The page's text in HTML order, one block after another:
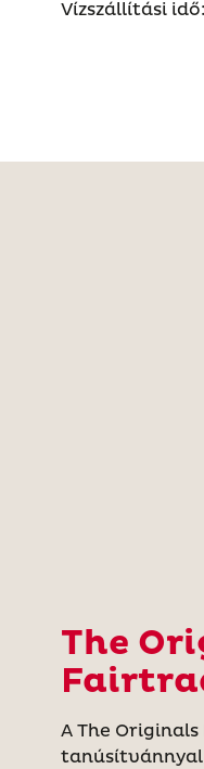
Vízszállítási
The
A The
tanúsítvánnyal